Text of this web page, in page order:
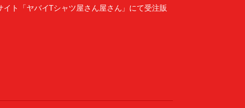
ト「ヤバイTシャツ屋さん屋さん」にて受注販